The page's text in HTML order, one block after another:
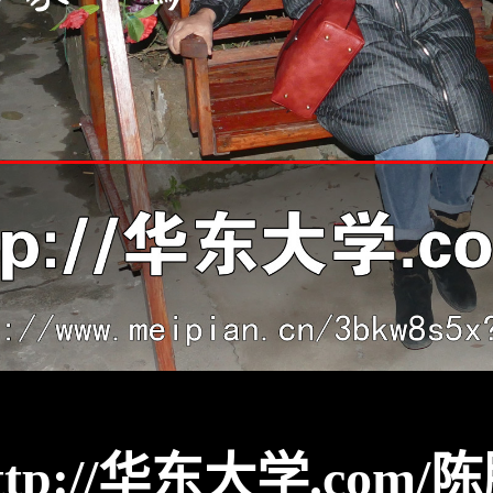
华东大学.com/